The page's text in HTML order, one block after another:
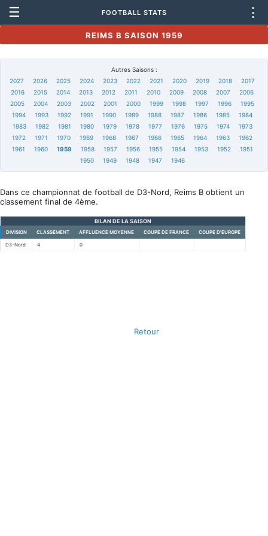
☰ FOOTBALL STATS ⋮
REIMS B SAISON 1959
Autres Saisons :
2027
2026 2025 2024 2023 2022 2021 2020 2019 2018
2017
2016
2015 2014 2013 2012 2011 2010 2009 2008 2007
2006
2005
2004 2003 2002 2001 2000 1999 1998 1997 1996
1995
1994
1993 1992 1991 1990 1989 1988 1987 1986 1985
1984
1983
1982 1981 1980 1979 1978 1977 1976 1975 1974
1973
1972
1971 1970 1969 1968 1967 1966 1965 1964 1963
1962
1961
1960 1959 1958 1957 1956 1955 1954 1953 1952
1951
1950
1949 1948 1947 1946
Dans ce championnat de football de D3-Nord, Reims B obtient un
classement final de 4ème.
BILAN DE LA SAISON
DIVISION CLASSEMENT AFFLUENCE MOYENNE COUPE DE FRANCE COUPE D'EUROPE
D3-Nord 4 0
Retour